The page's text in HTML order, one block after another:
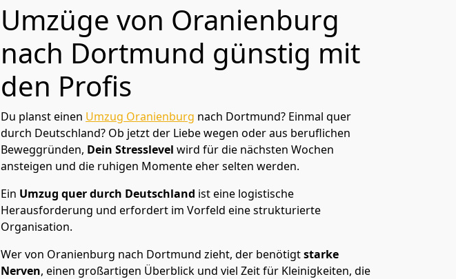
Umzüge von Oranienburg
nach Dortmund günstig mit
den Profis
Du planst einen Umzug Oranienburg nach Dortmund? Einmal quer
durch Deutschland? Ob jetzt der Liebe wegen oder aus beruflichen
Beweggründen, Dein Stresslevel wird für die nächsten Wochen
ansteigen und die ruhigen Momente eher selten werden.
Ein Umzug quer durch Deutschland ist eine logistische
Herausforderung und erfordert im Vorfeld eine strukturierte
Organisation.
Wer von Oranienburg nach Dortmund zieht, der benötigtstarke
Nerven, einen großartigen Überblick und viel Zeit für Kleinigkeiten, die